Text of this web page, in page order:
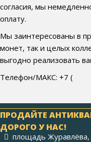
согласия, мы
оплату.
Мы заинтересованы в
монет, так и целых
выгодно реализовать
Телефон/МАКС: +7 (
ПРОДАЙТЕ
ДОРОГО У НАС!
площадь Журавлёва,